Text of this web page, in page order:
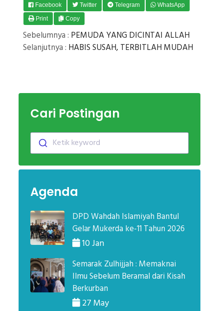
Facebook Twitter Telegram
WhatsApp
Print
Copy
Sebelumnya : PEMUDA YANG DICINTAI ALLAH
Selanjutnya : HABIS SUSAH, TERBITLAH MUDAH
Cari Postingan
Ketik keyword
Agenda
DPD Wahdah Islamiyah Bantul
Gelar Mukerda ke-11 Tahun 2026
10 Jan
Semarak Zulhijjah : Memaknai
Ilmu Sebelum Beramal dari Kisah
Berkurban
27 May